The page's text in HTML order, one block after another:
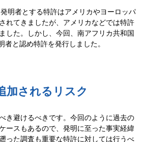
明者とする特許はアメリカやヨーロッパ
れてきましたが、アメリカなどでは特許
した。しかし、今回、南アフリカ共和国
者と認め特許を発行しました。
加されるリスク
き避けるべきです。今回のように過去の
ースもあるので、発明に至った事実経緯
った調査も重要な特許に対しては行うべ